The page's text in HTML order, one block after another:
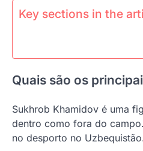
Key sections in the
Quais são os
Sukhrob Khamidov é uma
dentro como fora do
no desporto no